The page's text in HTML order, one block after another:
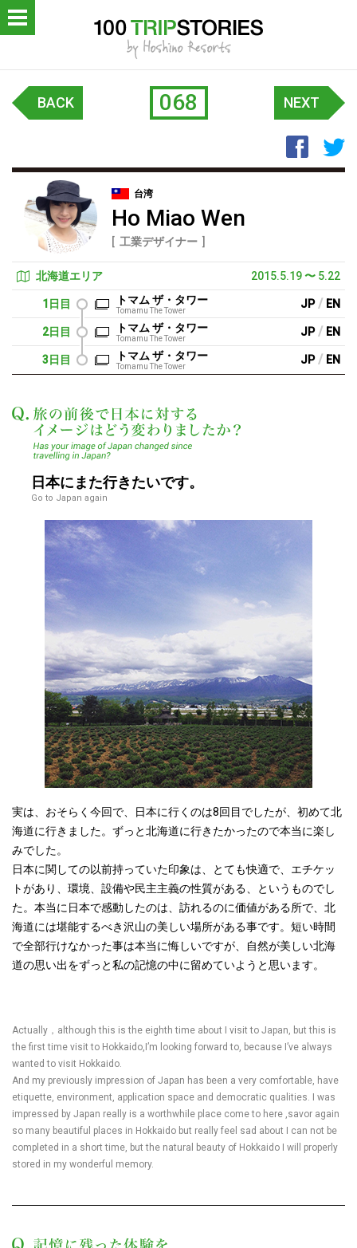
ジェクトについて
BACK 068 NEXT
台湾
Ho Miao Wen
工業デザイナー
2015.5.19〜 5.22
北海道エリア
1日目 トマム ザ・タワー
Tomamu The Tower
JP/ EN
2日目 トマム ザ・タワー
Tomamu The Tower
JP/ EN
3日目 トマム ザ・タワー
Tomamu The Tower
JP/ EN
日本にまた行きたいです。
Go to Japan again
実は、おそらく今回で、日本に行くのは8回目でしたが、初めて北
海道に行きました。ずっと北海道に行きたかったので本当に楽し
みでした。
日本に関しての以前持っていた印象は、とても快適で、エチケッ
トがあり、環境、設備や民主主義の性質がある、というものでし
た。本当に日本で感動したのは、訪れるのに価値がある所で、北
海道には堪能するべき沢山の美しい場所がある事です。短い時間
で全部行けなかった事は本当に悔しいですが、自然が美しい北海
道の思い出をずっと私の記憶の中に留めていようと思います。
Actually，although this is the eighth time about I visit to Japan, but this is
the first time visit to Hokkaido,I’m looking forward to, because I’ve always
wanted to visit Hokkaido.
And my previously impression of Japan has been a very comfortable, have
etiquette, environment, application space and democratic qualities. I was
impressed by Japan really is a worthwhile place come to here ,savor again
so many beautiful places in Hokkaido but really feel sad about I can not be
completed in a short time, but the natural beauty of Hokkaido I will properly
stored in my wonderful memory.